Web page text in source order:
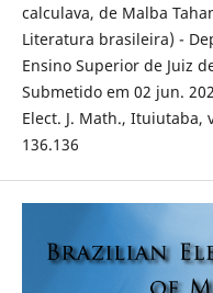
calculava, de Malba
Literatura brasileira) -
Ensino Superior de Juiz
Submetido em 02 jun.
Elect. J. Math., Ituiutaba,
136.136